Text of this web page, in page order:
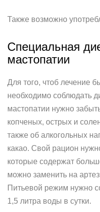
Также возможно
Специальная
мастопатии
Для того, чтоб лечение
необходимо соблюдать
мастопатии нужно
копченых, острых и
также об алкогольных
какао. Свой рацион
которые содержат
можно заменить на
Питьевой режим нужно
1,5 литра воды в сутки.